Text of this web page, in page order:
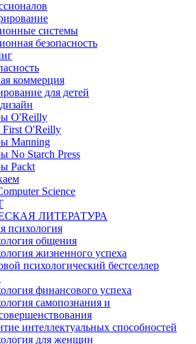
системы
безопасность
коммерция
для детей
O'Reilly
First O'Reilly
Manning
No Starch Press
Packt
Science
ЛИТЕРАТУРА
психология
общения
жизненного успеха
психологический бестселлер
финансового успеха
самопознания и
интеллектуальных способностей
для женщин